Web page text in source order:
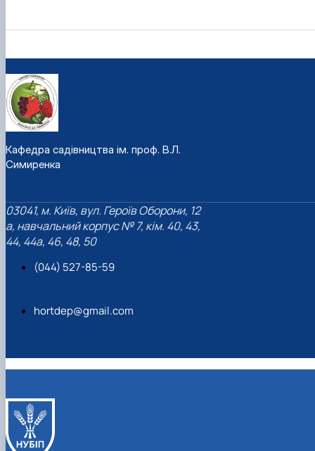
Кафедра садівництва ім. проф. В.Л.
Симиренка
03041, м. Київ, вул. Героїв Оборони, 12
а, навчальний корпус № 7, кім. 40, 43,
44, 44а, 46, 48, 50
(044) 527-85-59
hortdep@gmail.com